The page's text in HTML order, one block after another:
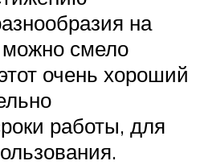
на
можно смело
очень хороший
работы, для